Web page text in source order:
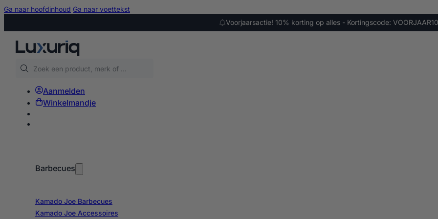
Ga naar hoofdinhoud Ga naar voettekst
Voorjaarsactie! 10% korting op alles - Kortingscode: VOORJAAR10
Zoeken
Aanmelden
Winkelmandje
Barbecues
Kamado Joe Barbecues
Kamado Joe Accessoires